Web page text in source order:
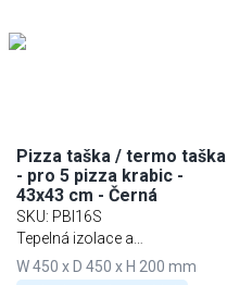
Pizza taška / termo taška
- pro 5 pizza krabic -
43x43 cm - Černá
SKU: PBI16S
Tepelná izolace a
vodoodpudivosť
W 450 x D 450 x H 200 mm